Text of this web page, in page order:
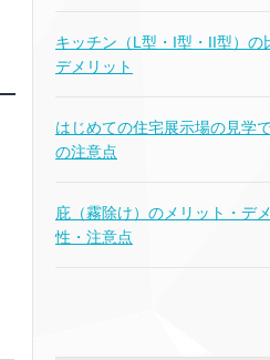
キッチン（L型・I型・II型）の
デメリット
はじめての住宅展示場の見学
の注意点
庇（霧除け）のメリット・デ
性・注意点